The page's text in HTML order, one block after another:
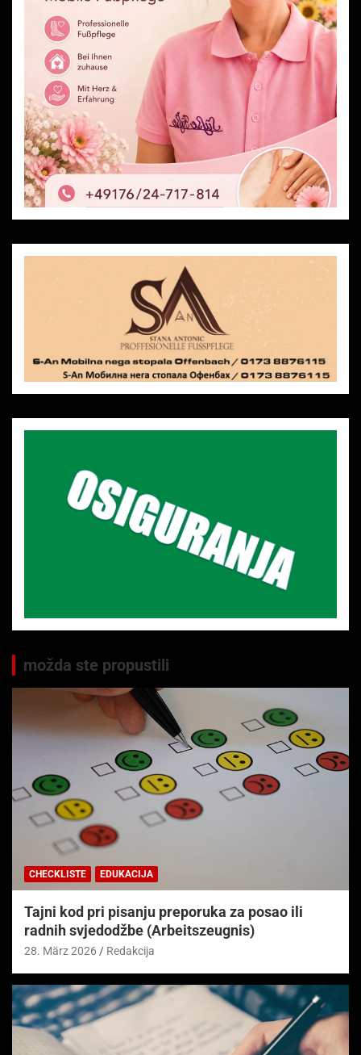
možda ste propustili
CHECKLISTE EDUKACIJA
Tajni kod pri pisanju preporuka za posao ili
radnih svjedodžbe (Arbeitszeugnis)
28. März 2026 Redakcija